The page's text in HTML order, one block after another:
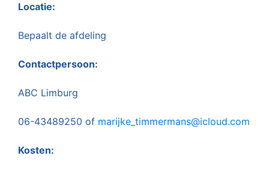
Locatie:
Bepaalt de afdeling
Contactpersoon:
ABC Limburg
06-43489250 of marijke_timmermans@icloud.com
Kosten: